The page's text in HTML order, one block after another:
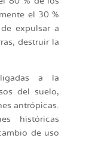
el 30 %
expulsar a
destruir la
a la
del suelo,
antrópicas.
históricas
de uso